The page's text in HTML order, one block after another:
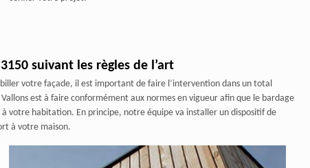
suivant les règles de l’art
votre façade, il est important de faire l’intervention dans un total
est à faire conformément aux normes en vigueur afin que le bardage
votre habitation. En principe, notre équipe va installer un dispositif de
à votre maison.